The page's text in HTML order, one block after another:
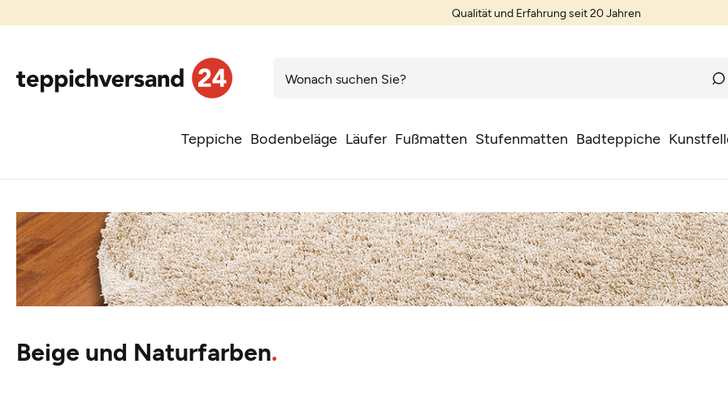
Teppiche nach Wunschmaß
Teppiche Bodenbeläge Läufer Fußmatten Stufenmatten Badteppiche
Beige und Naturfarben